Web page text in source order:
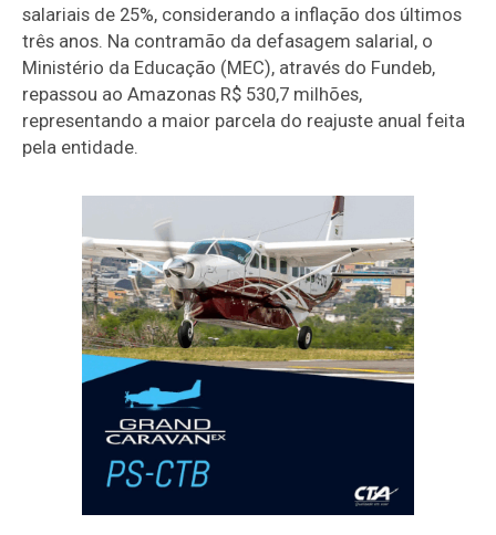
salariais de 25%, considerando a inflação dos últimos
três anos. Na contramão da defasagem salarial, o
Ministério da Educação (MEC), através do Fundeb,
repassou ao Amazonas R$ 530,7 milhões,
representando a maior parcela do reajuste anual feita
pela entidade.